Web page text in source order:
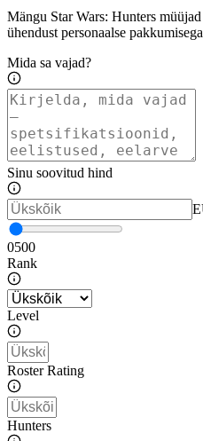
Mängu Star Wars: Hunters
ühendust personaalse
Mida sa vajad?
Sinu soovitud hind
0500
Rank
Level
Roster Rating
Hunters